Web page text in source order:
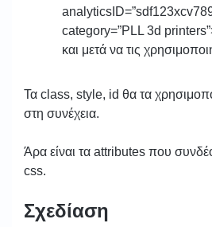
category=”PLL 3d
και μετά να τις
Τα class, style, id θα τα
στη συνέχεια.
Άρα είναι τα attributes που
css.
Σχεδίαση